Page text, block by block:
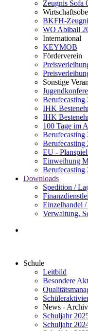
Zeugnis Sofa
BKFH-
WO Abiball
International
KEYMOB
Förderverein
Sonstige
Berufecasting
IHK
IHK
100 Tage im
Berufecasting
Berufecasting
EU -
Einweihung
Berufecasting
Downloads
Spedition /
Einzelhandel
Verwaltung,
Schule
Leitbild
Besondere
News - Archiv
Schuljahr
Schuljahr